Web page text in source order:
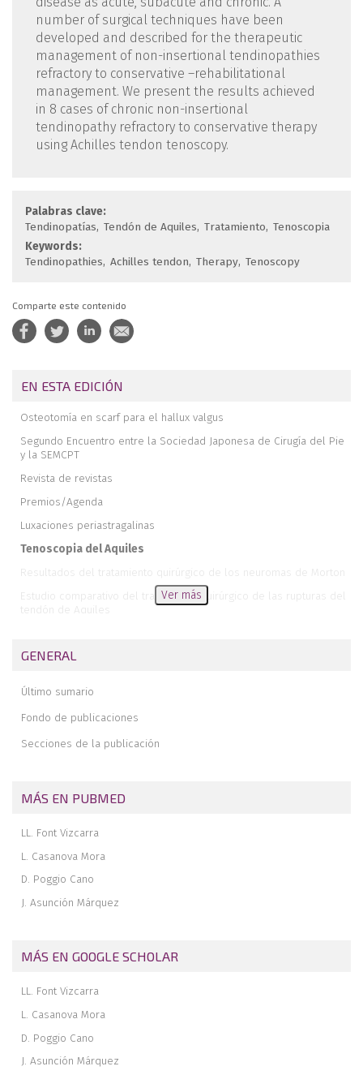
number of surgical techniques have been
developed and described for the therapeutic
management of non-insertional tendinopathies
refractory to conservative –rehabilitational
management. We present the results achieved
in 8 cases of chronic non-insertional
tendinopathy refractory to conservative therapy
using Achilles tendon tenoscopy.
Palabras clave:
Tendinopatías Tendón de Aquiles Tratamiento Tenoscopia
Keywords:
Tendinopathies Achilles tendon Therapy Tenoscopy
Comparte este contenido
EN ESTA EDICIÓN
Osteotomía en scarf para el hallux valgus
Segundo Encuentro entre la Sociedad Japonesa de Cirugía del Pie
y la SEMCPT
Revista de revistas
Premios/Agenda
Luxaciones periastragalinas
Tenoscopia del Aquiles
Resultados del tratamiento quirúrgico de los neuromas de Morton
Estudio comparativo del tratamiento quirúrgico de las rupturas del
tendón de Aquiles
Fractura asociada del proceso posteromedial y lateral del
Ver más
GENERAL
Último sumario
Fondo de publicaciones
Secciones de la publicación
MÁS EN PUBMED
LL. Font Vizcarra
L. Casanova Mora
D. Poggio Cano
J. Asunción Márquez
MÁS EN GOOGLE SCHOLAR
LL. Font Vizcarra
L. Casanova Mora
D. Poggio Cano
J. Asunción Márquez